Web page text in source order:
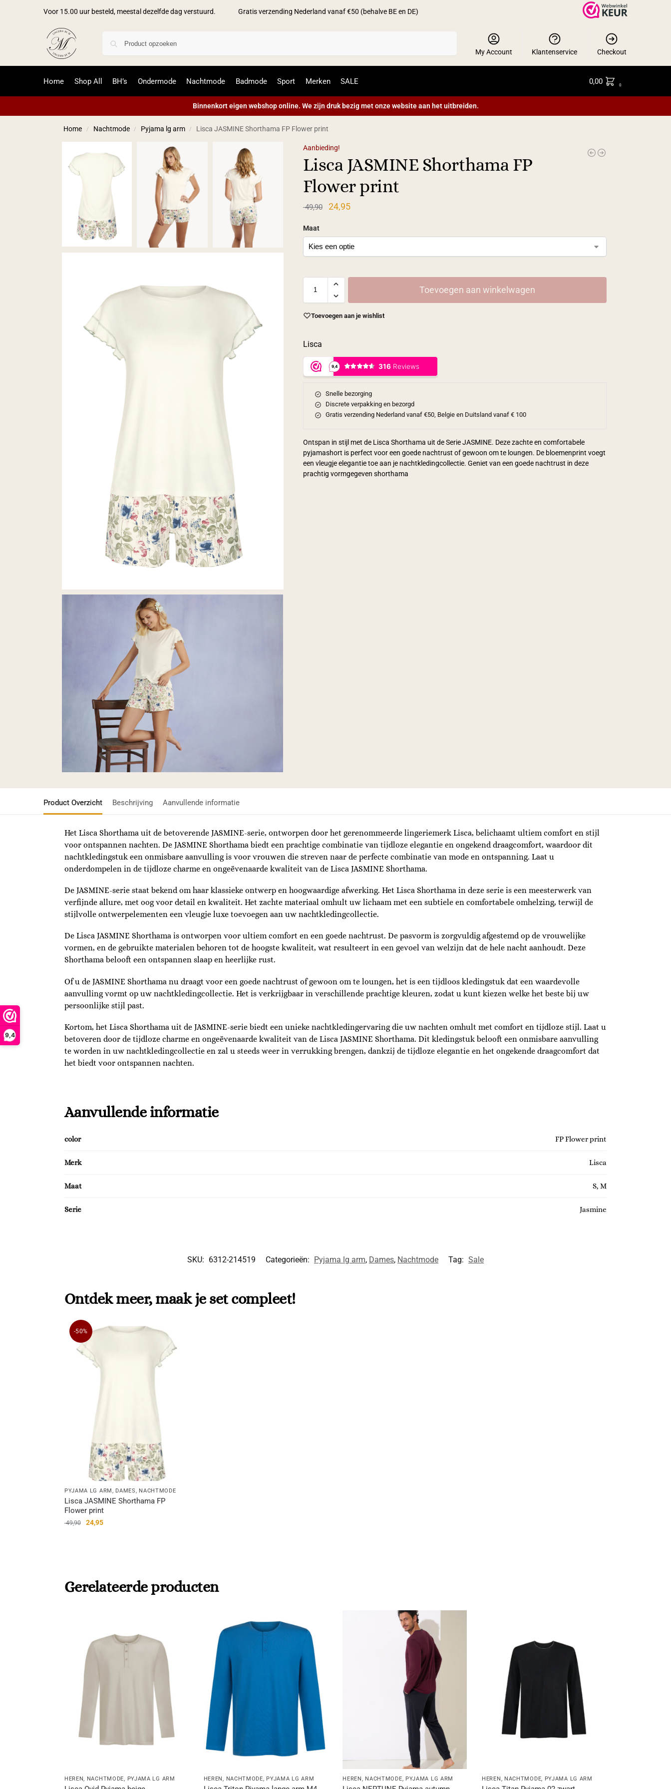
9,4
Voor 15.00 uur besteld, meestal dezelfde dag verstuurd. Gratis verzending Nederland vanaf €50 (behalve BE en DE)
My Account Klantenservice Checkout
Home Shop All BH’s Ondermode Nachtmode Badmode Sport Merken SALE 0,00 0
Binnenkort eigen webshop online. We zijn druk bezig met onze website aan het uitbreiden.
Home / Nachtmode / Pyjama lg arm / Lisca JASMINE Shorthama FP Flower print
Aanbieding!
Lisca JASMINE Shorthama FP
Flower print
49,90 24,95
Maat
Toevoegen aan winkelwagen
Toevoegen aan je wishlist
Lisca
Snelle bezorging
Discrete verpakking en bezorgd
Gratis verzending Nederland vanaf €50, Belgie en Duitsland vanaf € 100
Ontspan in stijl met de Lisca Shorthama uit de Serie JASMINE. Deze zachte en comfortabele
pyjamashort is perfect voor een goede nachtrust of gewoon om te loungen. De bloemenprint voegt
een vleugje elegantie toe aan je nachtkledingcollectie. Geniet van een goede nachtrust in deze
prachtig vormgegeven shorthama
Product Overzicht Beschrijving Aanvullende informatie
Het Lisca Shorthama uit de betoverende JASMINE-serie, ontworpen door het gerenommeerde lingeriemerk Lisca, belichaamt ultiem comfort en stijl
voor ontspannen nachten. De JASMINE Shorthama biedt een prachtige combinatie van tijdloze elegantie en ongekend draagcomfort, waardoor dit
nachtkledingstuk een onmisbare aanvulling is voor vrouwen die streven naar de perfecte combinatie van mode en ontspanning. Laat u
onderdompelen in de tijdloze charme en ongeëvenaarde kwaliteit van de Lisca JASMINE Shorthama.
De JASMINE-serie staat bekend om haar klassieke ontwerp en hoogwaardige afwerking. Het Lisca Shorthama in deze serie is een meesterwerk van
verfijnde allure, met oog voor detail en kwaliteit. Het zachte materiaal omhult uw lichaam met een subtiele en comfortabele omhelzing, terwijl de
stijlvolle ontwerpelementen een vleugje luxe toevoegen aan uw nachtkledingcollectie.
De Lisca JASMINE Shorthama is ontworpen voor ultiem comfort en een goede nachtrust. De pasvorm is zorgvuldig afgestemd op de vrouwelijke
vormen, en de gebruikte materialen behoren tot de hoogste kwaliteit, wat resulteert in een gevoel van welzijn dat de hele nacht aanhoudt. Deze
Shorthama belooft een ontspannen slaap en heerlijke rust.
Of u de JASMINE Shorthama nu draagt voor een goede nachtrust of gewoon om te loungen, het is een tijdloos kledingstuk dat een waardevolle
aanvulling vormt op uw nachtkledingcollectie. Het is verkrijgbaar in verschillende prachtige kleuren, zodat u kunt kiezen welke het beste bij uw
persoonlijke stijl past.
Kortom, het Lisca Shorthama uit de JASMINE-serie biedt een unieke nachtkledingervaring die uw nachten omhult met comfort en tijdloze stijl. Laat u
betoveren door de tijdloze charme en ongeëvenaarde kwaliteit van de Lisca JASMINE Shorthama. Dit kledingstuk belooft een onmisbare aanvulling
te worden in uw nachtkledingcollectie en zal u steeds weer in verrukking brengen, dankzij de tijdloze elegantie en het ongekende draagcomfort dat
het biedt voor ontspannen nachten.
Aanvullende informatie
color FP Flower print
Merk Lisca
Maat S, M
Serie Jasmine
SKU: 6312-214519 Categorieën: Pyjama lg arm, Dames, Nachtmode Tag: Sale
Ontdek meer, maak je set compleet!
-50%
PYJAMA LG ARM, DAMES, NACHTMODE
Lisca JASMINE Shorthama FP
Flower print
49,90 24,95
Gerelateerde producten
HEREN, NACHTMODE, PYJAMA LG ARM HEREN, NACHTMODE, PYJAMA LG ARM HEREN , NACHTMODE, PYJAMA LG ARM HEREN , NACHTMODE, PYJAMA LG ARM